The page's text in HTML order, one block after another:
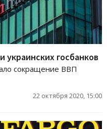
госбанков
сокращение ВВП
22 октября 2020, 15:00